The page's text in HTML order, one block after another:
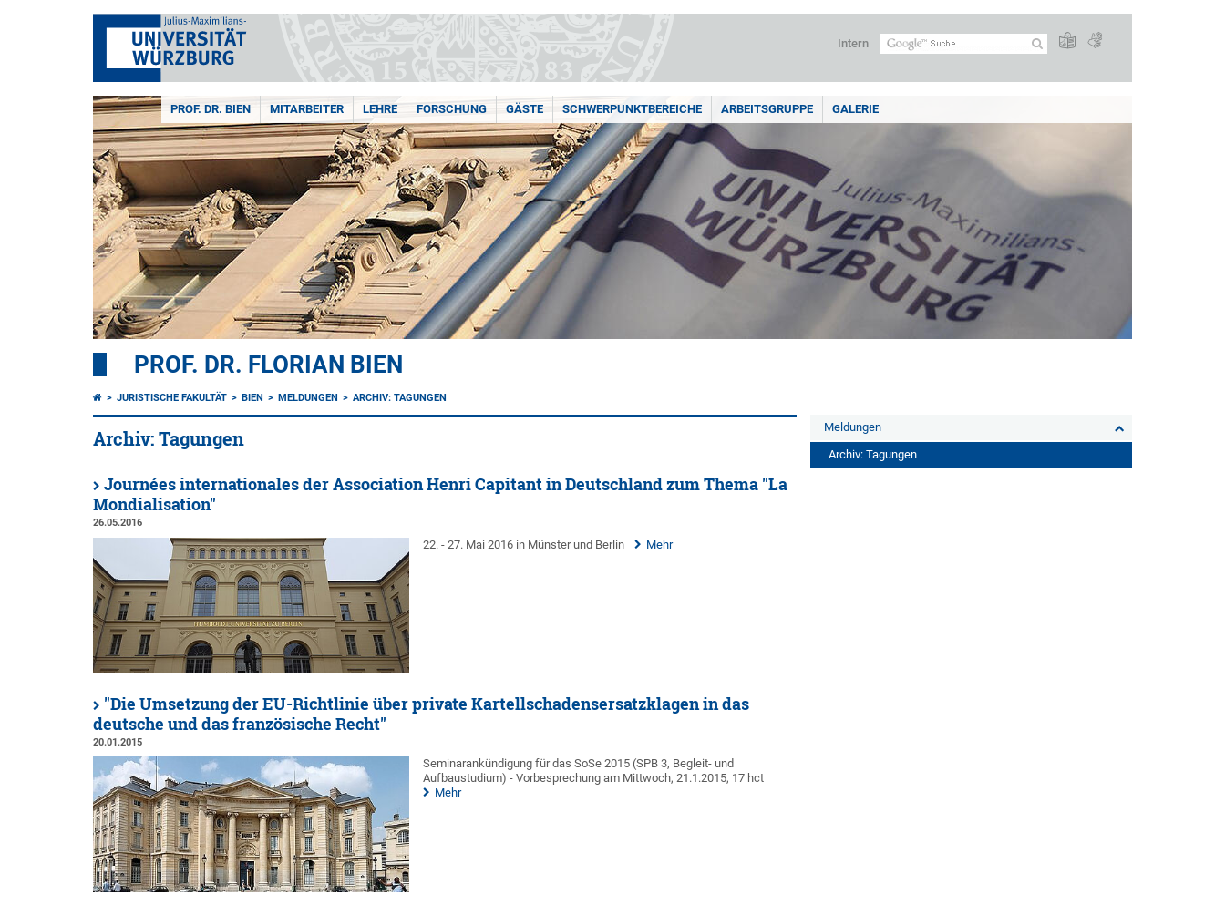
Intern
PROF. DR. BIEN MITARBEITER LEHRE FORSCHUNG GÄSTE SCHWERPUNKTBEREICHE ARBEITSGRUPPE GALERIE
PROF. DR. FLORIAN BIEN
JURISTISCHE FAKULTÄT BIEN MELDUNGEN ARCHIV: TAGUNGEN
Archiv: Tagungen
Journées internationales der Association Henri Capitant in Deutschland zum Thema "La
Mondialisation"
26.05.2016
22. - 27. Mai 2016 in Münster und Berlin Mehr
"Die Umsetzung der EU-Richtlinie über private Kartellschadensersatzklagen in das
deutsche und das französische Recht"
20.01.2015
Seminarankündigung für das SoSe 2015 (SPB 3, Begleit- und
Aufbaustudium) - Vorbesprechung am Mittwoch, 21.1.2015, 17 hct
Mehr
Meldungen
Archiv: Tagungen